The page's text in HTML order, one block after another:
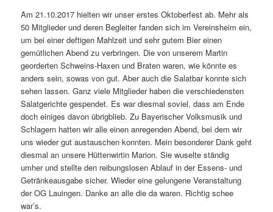
Am 21.10.2017 hielten wir unser erstes Oktoberfest ab. Mehr als
50 Mitglieder und deren Begleiter fanden sich im Vereinsheim ein,
um bei einer deftigen Mahlzeit und sehr gutem Bier einen
gemütlichen Abend zu verbringen. Die von unserem Martin
georderten Schweins-Haxen und Braten waren, wie könnte es
anders sein, sowas von gut. Aber auch die Salatbar konnte sich
sehen lassen. Ganz viele Mitglieder haben die verschiedensten
Salatgerichte gespendet. Es war diesmal soviel, dass am Ende
doch einiges davon übrigblieb. Zu Bayerischer Volksmusik und
Schlagern hatten wir alle einen anregenden Abend, bei dem wir
uns wieder gut austauschen konnten. Mein besonderer Dank geht
diesmal an unsere Hüttenwirtin Marion. Sie wuselte ständig
umher und stellte den reibungslosen Ablauf in der Essens- und
Getränkeausgabe sicher. Wieder eine gelungene Veranstaltung
der OG Lauingen. Danke an alle die da waren. Richtig schee
war’s.